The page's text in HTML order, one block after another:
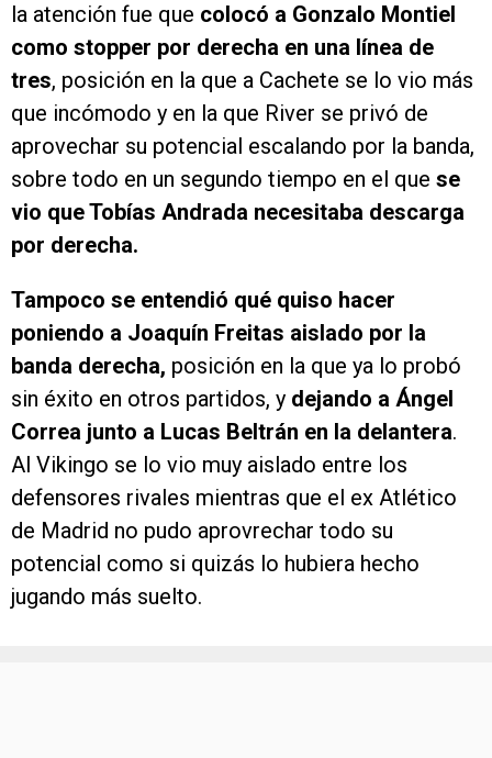
la atención fue que colocó a Gonzalo Montiel
como stopper por derecha en una línea de
tres, posición en la que a Cachete se lo vio más
que incómodo y en la que River se privó de
aprovechar su potencial escalando por la banda,
sobre todo en un segundo tiempo en el que se
vio que Tobías Andrada necesitaba descarga
por derecha.
Tampoco se entendió qué quiso hacer
poniendo a Joaquín Freitas aislado por la
banda derecha, posición en la que ya lo probó
sin éxito en otros partidos, y dejando a Ángel
Correa junto a Lucas Beltrán en la delantera.
Al Vikingo se lo vio muy aislado entre los
defensores rivales mientras que el ex Atlético
de Madrid no pudo aprovrechar todo su
potencial como si quizás lo hubiera hecho
jugando más suelto.